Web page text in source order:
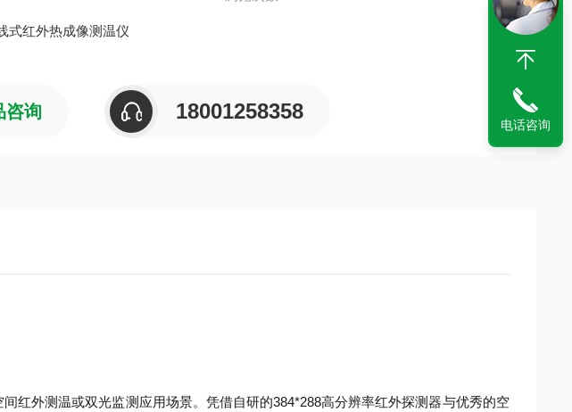
式红外热成像测温仪
咨询 18001258358
红外测温或双光监测应用场景。凭借自研的384*288高分辨率红外探测器与优秀的空
电话咨询